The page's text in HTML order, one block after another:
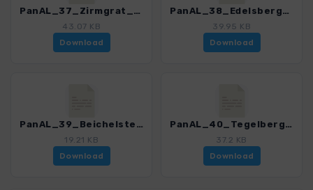
PanAL_37_Zirmgrat_3165_1.gpx
43.07 KB
Download
PanAL_38_Edelsberg_3165_1.gpx
39.95 KB
Download
PanAL_39_Beichelstein_3165_1.gpx
19.21 KB
Download
PanAL_40_Tegelberg_Kenzenhuette_3165_1.gpx
37.2 KB
Download